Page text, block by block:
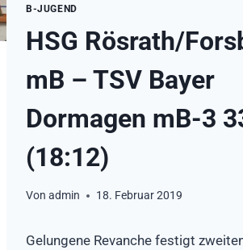
B-JUGEND
HSG Rösrath/
mB – TSV Bayer
Dormagen mB-3
(18:12)
Von admin 18. Februar 2019
Gelungene Revanche festigt